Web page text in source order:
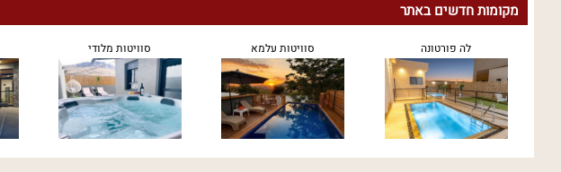
מקומות חדשים באתר
לה פורטונה סוויטות עלמא סוויטות מלודי